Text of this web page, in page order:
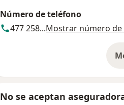
Número de teléfono
477 258...Mostrar número
No se aceptan